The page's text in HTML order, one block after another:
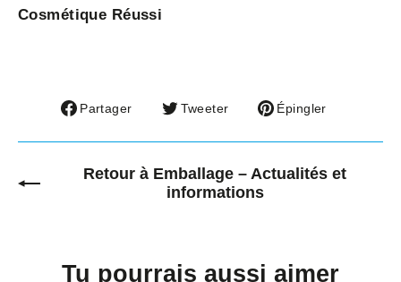
Cosmétique Réussi
Partager
Partager
sur
Tweeter
Tweeter
sur
Épingler
Épingler
sur
Pinterest
Retour à Emballage – Actualités et
informations
Tu pourrais aussi aimer